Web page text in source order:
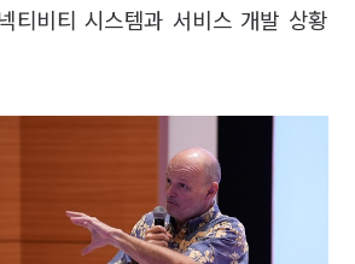
티비티 시스템과 서비스 개발 상황